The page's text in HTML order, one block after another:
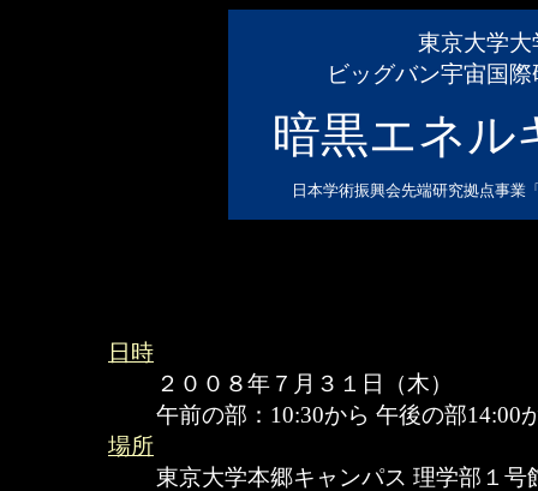
東京大学
ビッグバン宇宙国
暗黒エネル
日本学術振興会先端研究拠点事業
日時
２００８年７月３１日（木）
午前の部：10:30から 午後の部14:00
場所
東京大学本郷キャンパス 理学部１号